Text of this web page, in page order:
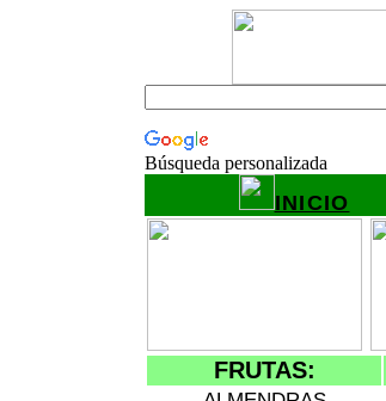
Búsqueda personalizada
INICIO
FRUTAS: